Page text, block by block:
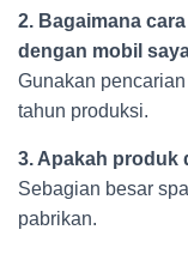
2. Bagaimana
dengan mobil
Gunakan
tahun produksi.
3. Apakah produk
Sebagian besar
pabrikan.